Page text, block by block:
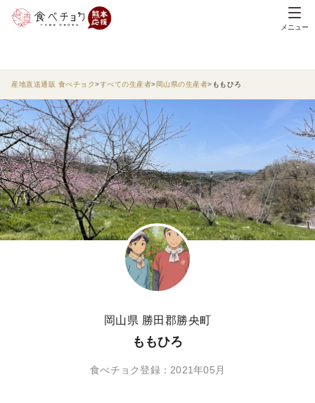
メニュー
産地直送通販 食べチョク すべての生産者 岡山県の生産者 ももひろ
岡山県 勝田郡勝央町
ももひろ
食べチョク登録：2021年05月